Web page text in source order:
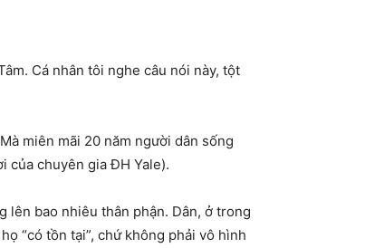
Cá nhân tôi nghe câu nói này, tột
miên mãi 20 năm người dân sống
của chuyên gia ĐH Yale).
lên bao nhiêu thân phận. Dân, ở trong
“có tồn tại”, chứ không phải vô hình